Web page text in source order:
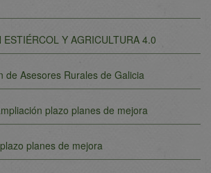
ESTIÉRCOL Y AGRICULTURA 4.0
de Asesores Rurales de Galicia
plazo planes de mejora
planes de mejora